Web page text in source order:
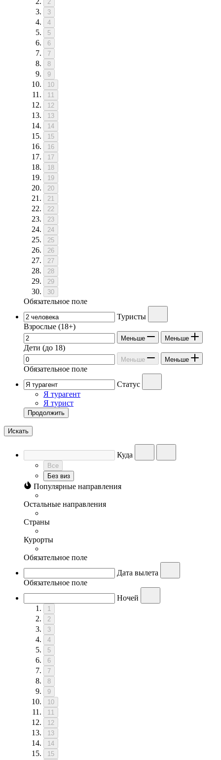
2
3
4
5
6
7
8
9
10
11
12
13
14
15
16
17
18
19
20
21
22
23
24
25
26
27
28
29
30
Обязательное поле
Туристы
Взрослые (18+)
Меньше Меньше
Дети (до 18)
Меньше Меньше
Обязательное поле
Статус
Я турагент
Я турист
Продолжить
Искать
Куда
Все
Без виз
Популярные направления
Остальные направления
Страны
Курорты
Обязательное поле
Дата вылета
Обязательное поле
Ночей
1
2
3
4
5
6
7
8
9
10
11
12
13
14
15